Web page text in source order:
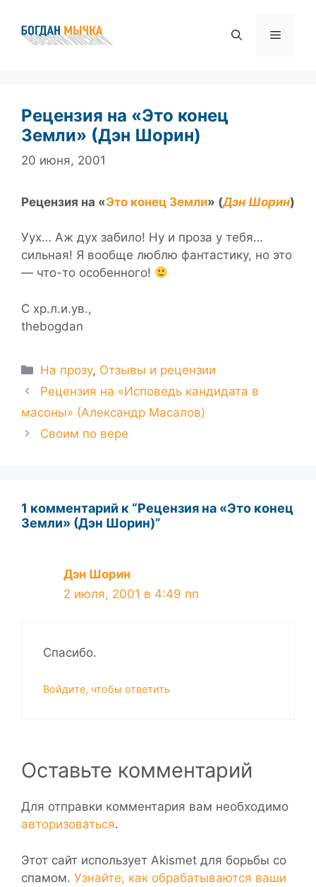
содержимому
Меню
Рецензия на «Это конец
Земли» (Дэн Шорин)
20 июня, 2001
Рецензия на «Это конец Земли» (Дэн Шорин)
Уух… Аж дух забило! Ну и проза у тебя…
сильная! Я вообще люблю фантастику, но это
— что-то особенного!
С хр.л.и.ув.,
thebogdan
Рубрики
На прозу, Отзывы и рецензии
Рецензия на «Исповедь кандидата в
масоны» (Александр Масалов)
Своим по вере
1 комментарий к “Рецензия на «Это конец
Земли» (Дэн Шорин)”
Дэн Шорин
2 июля, 2001 в 4:49 пп
Спасибо.
Войдите, чтобы ответить
Оставьте комментарий
Для отправки комментария вам необходимо
авторизоваться.
Этот сайт использует Akismet для борьбы со
спамом. Узнайте, как обрабатываются ваши